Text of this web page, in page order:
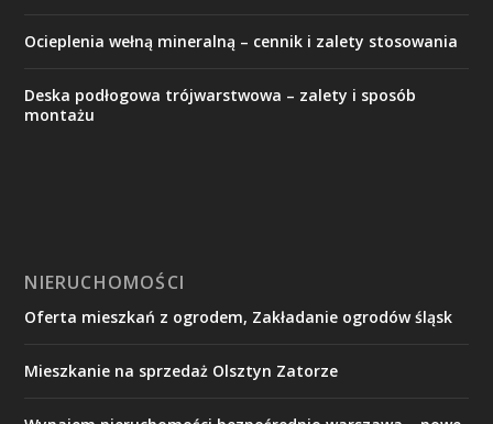
Ocieplenia wełną mineralną – cennik i zalety stosowania
Deska podłogowa trójwarstwowa – zalety i sposób
montażu
NIERUCHOMOŚCI
Oferta mieszkań z ogrodem, Zakładanie ogrodów śląsk
Mieszkanie na sprzedaż Olsztyn Zatorze